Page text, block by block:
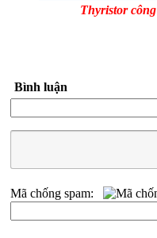
Thyristor
Bình luận
Mã chống spam: